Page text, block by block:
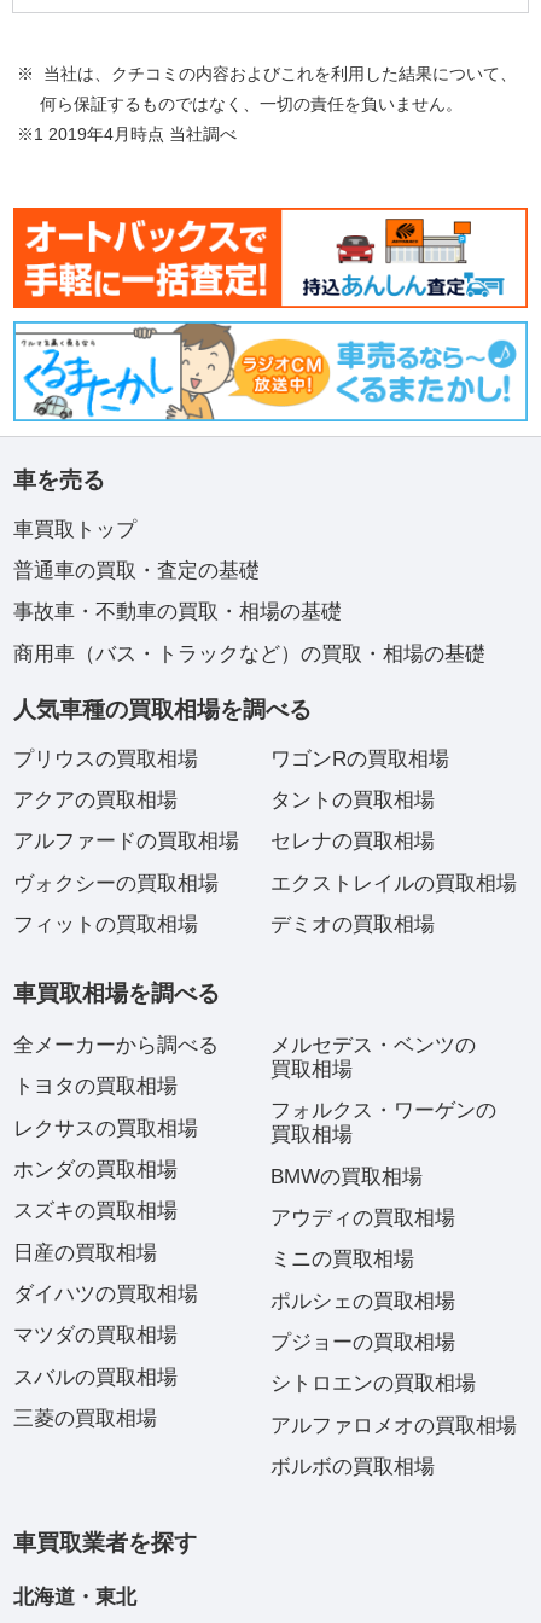
※ 当社は、クチコミの内容およびこれを利用した結果について、
何ら保証するものではなく、一切の責任を負いません。
※1 2019年4月時点 当社調べ
車を売る
車買取トップ
普通車の買取・査定の基礎
事故車・不動車の買取・相場の基礎
商用車（バス・トラックなど）の買取・相場の基礎
人気車種の買取相場を調べる
プリウスの買取相場
アクアの買取相場
アルファードの買取相場
ヴォクシーの買取相場
フィットの買取相場
ワゴンRの買取相場
タントの買取相場
セレナの買取相場
エクストレイルの買取相場
デミオの買取相場
車買取相場を調べる
全メーカーから調べる
トヨタの買取相場
レクサスの買取相場
ホンダの買取相場
スズキの買取相場
日産の買取相場
ダイハツの買取相場
マツダの買取相場
スバルの買取相場
三菱の買取相場
メルセデス・ベンツの
買取相場
フォルクス・ワーゲンの
買取相場
BMWの買取相場
アウディの買取相場
ミニの買取相場
ポルシェの買取相場
プジョーの買取相場
シトロエンの買取相場
アルファロメオの買取相場
ボルボの買取相場
車買取業者を探す
北海道・東北